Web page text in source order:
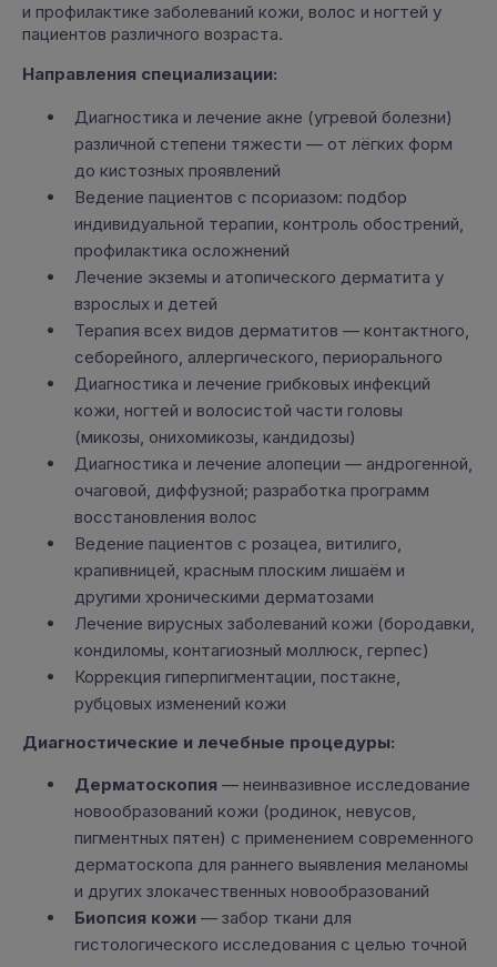
и профилактике заболеваний кожи, волос и ногтей у
пациентов различного возраста.
Направления специализации:
Диагностика и лечение акне (угревой болезни)
различной степени тяжести — от лёгких форм
до кистозных проявлений
Ведение пациентов с псориазом: подбор
индивидуальной терапии, контроль обострений,
профилактика осложнений
Лечение экземы и атопического дерматита у
взрослых и детей
Терапия всех видов дерматитов — контактного,
себорейного, аллергического, периорального
Диагностика и лечение грибковых инфекций
кожи, ногтей и волосистой части головы
(микозы, онихомикозы, кандидозы)
Диагностика и лечение алопеции — андрогенной,
очаговой, диффузной; разработка программ
восстановления волос
Ведение пациентов с розацеа, витилиго,
крапивницей, красным плоским лишаём и
другими хроническими дерматозами
Лечение вирусных заболеваний кожи (бородавки,
кондиломы, контагиозный моллюск, герпес)
Коррекция гиперпигментации, постакне,
рубцовых изменений кожи
Диагностические и лечебные процедуры:
Дерматоскопия — неинвазивное исследование
новообразований кожи (родинок, невусов,
пигментных пятен) с применением современного
дерматоскопа для раннего выявления меланомы
и других злокачественных новообразований
Биопсия кожи — забор ткани для
гистологического исследования с целью точной